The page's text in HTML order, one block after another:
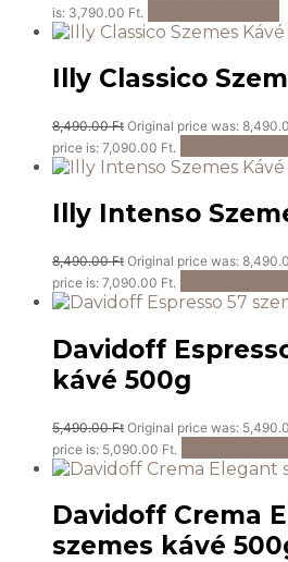
is: 3,790.00 Ft.
Illy Classico
8,490.00Ft Original price was:
price is: 7,090.00 Ft.
Illy Intenso
8,490.00Ft Original price was:
price is: 7,090.00 Ft.
Davidoff
kávé 500g
5,490.00Ft Original price was:
price is: 5,090.00 Ft.
Davidoff Crema
szemes kávé